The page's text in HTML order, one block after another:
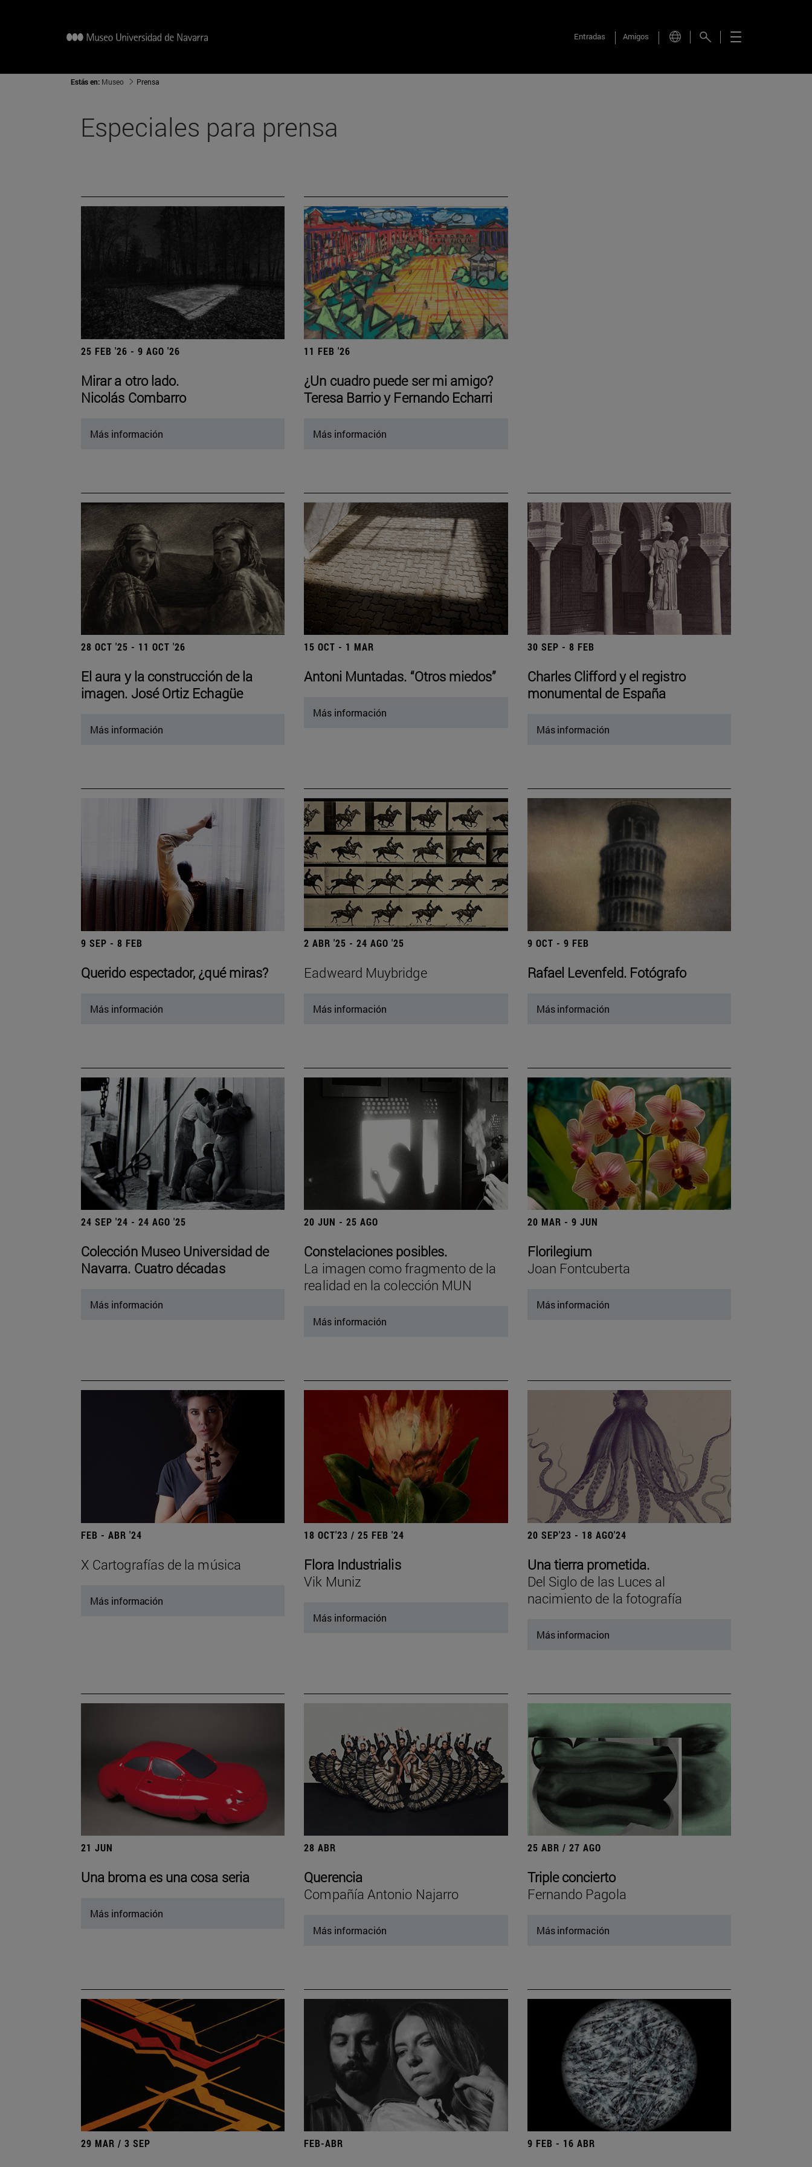
Entradas Amigos
Estás en: Museo Prensa
Especiales para prensa
25 FEB '26 - 9 AGO '26
Mirar a otro lado.
Nicolás Combarro
Más información
11 FEB '26
¿Un cuadro puede ser mi amigo?
Teresa Barrio y Fernando Echarri
Más información
28 OCT '25 - 11 OCT '26
El aura y la construcción de la
imagen. José Ortiz Echagüe
Más información
15 OCT - 1 MAR
Antoni Muntadas. “Otros miedos”
Más información
30 SEP - 8 FEB
Charles Clifford y el registro
monumental de España
Más información
9 SEP - 8 FEB
Querido espectador, ¿qué miras?
Más información
2 ABR '25 - 24 AGO '25
Eadweard Muybridge
Más información
9 OCT - 9 FEB
Rafael Levenfeld. Fotógrafo
Más información
24 SEP '24 - 24 AGO '25
Colección Museo Universidad de
Navarra. Cuatro décadas
Más información
20 JUN - 25 AGO
Constelaciones posibles.
La imagen como fragmento de la
realidad en la colección MUN
Más información
20 MAR - 9 JUN
Florilegium
Joan Fontcuberta
Más información
FEB - ABR '24
X Cartografías de la música
Más información
18 OCT'23 / 25 FEB '24
Flora Industrialis
Vik Muniz
Más información
20 SEP'23 - 18 AGO'24
Una tierra prometida.
Del Siglo de las Luces al
nacimiento de la fotografía
Más informacion
21 JUN
Una broma es una cosa seria
Más información
28 ABR
Querencia
Compañía Antonio Najarro
Más información
25 ABR / 27 AGO
Triple concierto
Fernando Pagola
Más información
29 MAR / 3 SEP FEB-ABR 9 FEB - 16 ABR